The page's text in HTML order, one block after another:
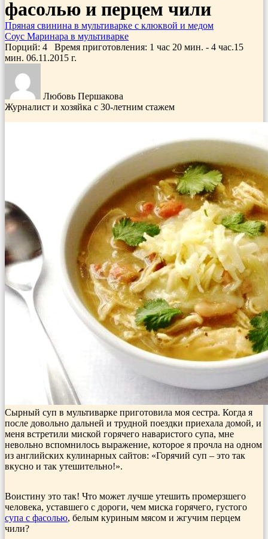
фасолью и перцем чили
Пряная свинина в мультиварке с клюквой и медом
Соус Маринара в мультиварке
Порций: 4 Время приготовления: 1 час 20 мин. - 4 час.15
мин. 06.11.2015 г.
Любовь Першакова
Журналист и хозяйка с 30-летним стажем
Сырный суп в мультиварке приготовила моя сестра. Когда я
после довольно дальней и трудной поездки приехала домой, и
меня встретили миской горячего наваристого супа, мне
невольно вспомнилось выражение, которое я прочла на одном
из английских кулинарных сайтов: «Горячий суп – это так
вкусно и так утешительно!».
Воистину это так! Что может лучше утешить промерзшего
человека, уставшего с дороги, чем миска горячего, густого
супа с фасолью, белым куриным мясом и жгучим перцем
чили?